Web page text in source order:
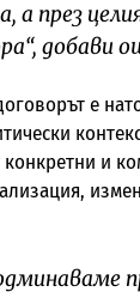
а през
добави
е
и